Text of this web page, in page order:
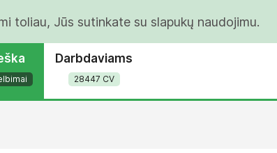
toliau, Jūs sutinkate su slapukų naudojimu.
Darbdaviams
28447 CV